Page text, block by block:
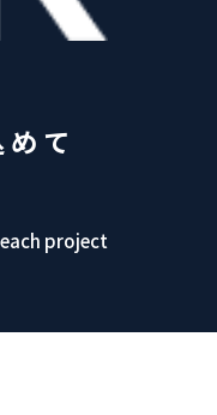
て
each project